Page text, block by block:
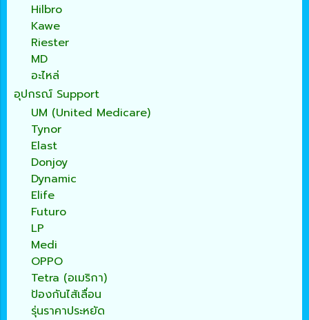
Hilbro
Kawe
Riester
MD
อะไหล่
อุปกรณ์ Support
UM (United Medicare)
Tynor
Elast
Donjoy
Dynamic
Elife
Futuro
LP
Medi
OPPO
Tetra (อเมริกา)
ป้องกันไส้เลื่อน
รุ่นราคาประหยัด